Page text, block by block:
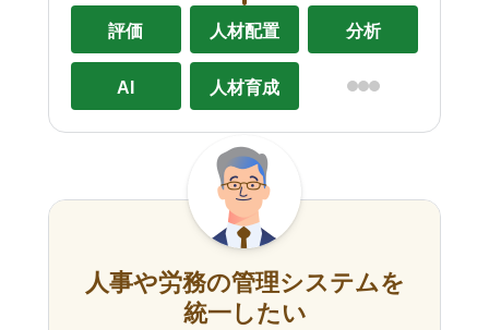
評価 人材配置 分析
AI 人材育成
人事や労務の管理システムを
統一したい